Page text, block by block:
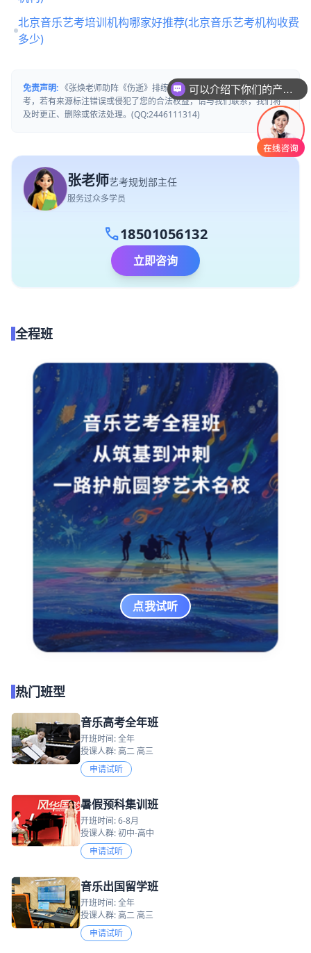
北京音乐艺考培训机构哪家好推荐(北京音乐艺考机构收费
多少)
免责声明: 《张焕老师助阵《伤逝》排练》文章内容来源网络整理仅供参
考，若有来源标注错误或侵犯了您的合法权益，请与我们联系，我们将
及时更正、删除或依法处理。(QQ:2446111314)
张老师艺考规划部主任
服务过众多学员
call18501056132
立即咨询
全程班
点我试听
热门班型
音乐高考全年班
开班时间: 全年
授课人群: 高二 高三
申请试听
暑假预科集训班
开班时间: 6-8月
授课人群: 初中-高中
申请试听
音乐出国留学班
开班时间: 全年
授课人群: 高二 高三
申请试听